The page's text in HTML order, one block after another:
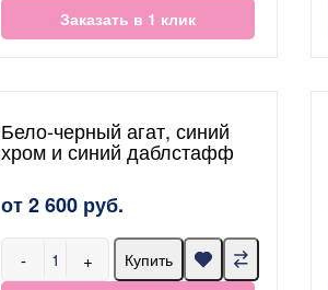
Заказать в 1 клик
Бело-черный агат, синий
хром и синий даблстафф
от 2 600 руб.
- +
Купить